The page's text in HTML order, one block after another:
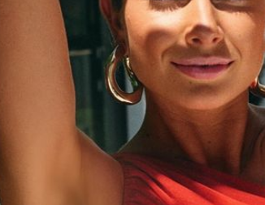
Alle Themen auf Promiflash
Jobs
App runterladen
Team
Redaktionelle Richtlinien